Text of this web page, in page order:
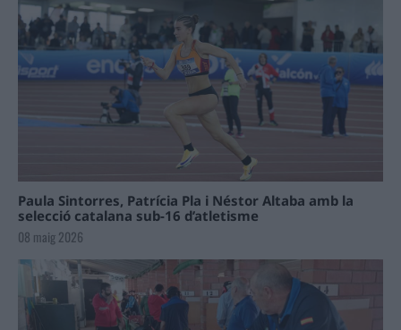
Paula Sintorres, Patrícia Pla i Néstor Altaba amb la
selecció catalana sub-16 d’atletisme
08 maig 2026